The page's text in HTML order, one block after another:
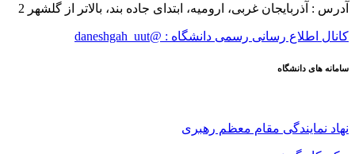
آدرس : آذربایجان غربی، ارومیه، ابتدای جاده بند، بالاتر از گلشهر 2
کانال اطلاع رسانی رسمی دانشگاه : @daneshgah_uut
سامانه های دانشگاه
نهاد نمایندگی مقام معظم رهبری